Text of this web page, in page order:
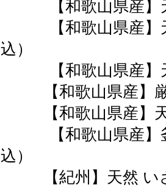
【和歌山県産】天
【和歌山県産】天
込）
【和歌山県産】天
【和歌山県産】厳
【和歌山県産】天
【和歌山県産】釜
込）
【紀州】天然 いさ